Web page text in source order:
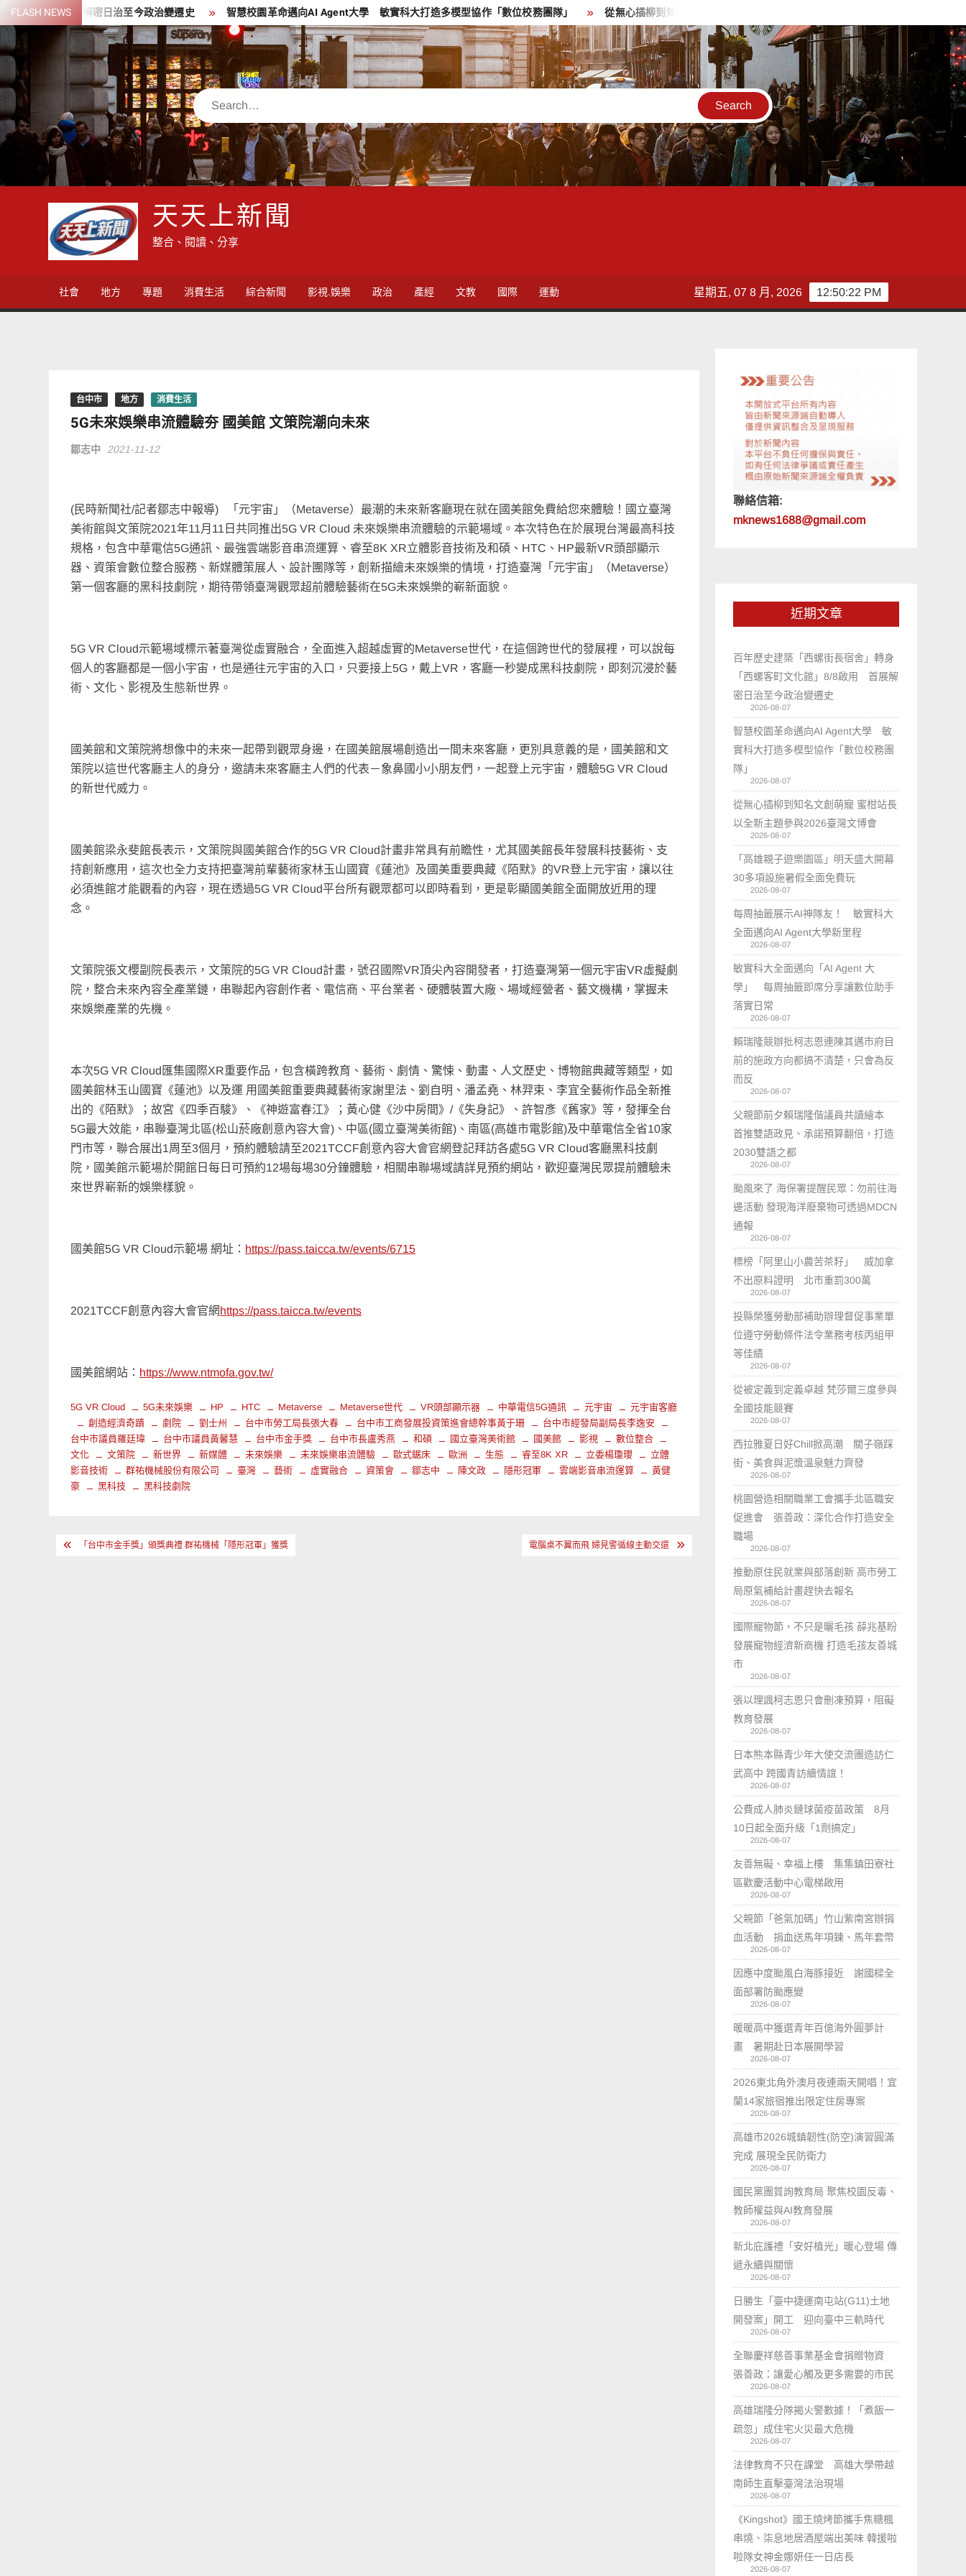
Skip
to
content
FLASH NEWS
首展解密日治至今政治變遷史 智慧校園革命邁向AI Agent大學 敏實科大打造多模型協作「數位校務團隊」 從無心插柳到知名文創萌寵 蜜柑站長以全新主題參與2026臺灣文博會
Search
天天上新聞
整合、閱讀、分享
社會 地方 專題 消費生活 綜合新聞 影視.娛樂 政治 產經 文教 國際 運動 12:50:23 PM
星期五, 07 8 月, 2026
台中市 地方 消費生活
5G未來娛樂串流體驗夯 國美館 文策院潮向未來
鄒志中 2021-11-12
(民時新聞社/記者鄒志中報導) 「元宇宙」（Metaverse）最潮的未來新客廳現在就在國美館免費給您來體驗！國立臺灣
美術館與文策院2021年11月11日共同推出5G VR Cloud 未來娛樂串流體驗的示範場域。本次特色在於展現台灣最高科技
規格，包含中華電信5G通訊、最強雲端影音串流運算、睿至8K XR立體影音技術及和碩、HTC、HP最新VR頭部顯示
器、資策會數位整合服務、新媒體策展人、設計團隊等，創新描繪未來娛樂的情境，打造臺灣「元宇宙」（Metaverse）
第一個客廳的黑科技劇院，期待帶領臺灣觀眾超前體驗藝術在5G未來娛樂的嶄新面貌。
5G VR Cloud示範場域標示著臺灣從虛實融合，全面進入超越虛實的Metaverse世代，在這個跨世代的發展裡，可以說每
個人的客廳都是一個小宇宙，也是通往元宇宙的入口，只要接上5G，戴上VR，客廳一秒變成黑科技劇院，即刻沉浸於藝
術、文化、影視及生態新世界。
國美館和文策院將想像中的未來一起帶到觀眾身邊，在國美館展場創造出一間未來客廳，更別具意義的是，國美館和文
策院以這世代客廳主人的身分，邀請未來客廳主人們的代表－象鼻國小小朋友們，一起登上元宇宙，體驗5G VR Cloud
的新世代威力。
國美館梁永斐館長表示，文策院與國美館合作的5G VR Cloud計畫非常具有前瞻性，尤其國美館長年發展科技藝術、支
持創新應用，這次也全力支持把臺灣前輩藝術家林玉山國寶《蓮池》及國美重要典藏《陌默》的VR登上元宇宙，讓以往
必須進館才能觀看的內容，現在透過5G VR Cloud平台所有觀眾都可以即時看到，更是彰顯國美館全面開放近用的理
念。
文策院張文櫻副院長表示，文策院的5G VR Cloud計畫，號召國際VR頂尖內容開發者，打造臺灣第一個元宇宙VR虛擬劇
院，整合未來內容全產業鏈，串聯起內容創作者、電信商、平台業者、硬體裝置大廠、場域經營者、藝文機構，掌握未
來娛樂產業的先機。
本次5G VR Cloud匯集國際XR重要作品，包含橫跨教育、藝術、劇情、驚悚、動畫、人文歷史、博物館典藏等類型，如
國美館林玉山國寶《蓮池》以及運 用國美館重要典藏藝術家謝里法、劉自明、潘孟堯、林羿束、李宜全藝術作品全新推
出的《陌默》；故宮《四季百駿》、《神遊富春江》；黃心健《沙中房間》/《失身記》、許智彥《舊家》等，發揮全台
5G最大效能，串聯臺灣北區(松山菸廠創意內容大會)、中區(國立臺灣美術館)、南區(高雄市電影館)及中華電信全省10家
門市等，聯合展出1周至3個月，預約體驗請至2021TCCF創意內容大會官網登記拜訪各處5G VR Cloud客廳黑科技劇
院，國美館示範場於開館日每日可預約12場每場30分鐘體驗，相關串聯場域請詳見預約網站，歡迎臺灣民眾提前體驗未
來世界嶄新的娛樂樣貌。
國美館5G VR Cloud示範場 網址： https://pass.taicca.tw/events/6715
2021TCCF創意內容大會官網https://pass.taicca.tw/events
國美館網站： https://www.ntmofa.gov.tw/
5G VR Cloud 5G未來娛樂 HP HTC Metaverse Metaverse世代 VR頭部顯示器 中華電信5G通訊 元宇宙
元宇宙客廳
創造經濟奇蹟
劇院 劉士州 台中市勞工局長張大春 台中市工商發展投資策進會總幹事黃于珊
台中市經發局副局長李逸安
台中市議員羅廷瑋
台中市議員黃馨慧 台中市金手獎 台中市長盧秀燕 和碩 國立臺灣美術館 國美館 影視
數位整合
文化
文策院 新世界 新媒體 未來娛樂 未來娛樂串流體驗 歐式鋸床 歐洲 生態 睿至8K XR 立委楊瓊瓔
立體
影音技術
群祐機械股份有限公司 臺灣 藝術 虛實融合 資策會 鄒志中 陳文政 隱形冠軍 雲端影音串流運算
黃健
豪
黑科技 黑科技劇院
文 「台中市金手獎」頒獎典禮 群祐機械「隱形冠軍」獲獎 電腦桌不翼而飛 婦見警循線主動交還
聯絡信箱:
mknews1688@gmail.com
近期文章
百年歷史建築「西螺街長宿舍」轉身
「西螺客町文化館」8/8啟用 首展解
密日治至今政治變遷史
2026-08-07
智慧校園革命邁向AI Agent大學 敏
實科大打造多模型協作「數位校務團
隊」
2026-08-07
從無心插柳到知名文創萌寵 蜜柑站長
以全新主題參與2026臺灣文博會
2026-08-07
「高雄親子遊樂園區」明天盛大開幕
30多項設施暑假全面免費玩
2026-08-07
每周抽籤展示AI神隊友！ 敏實科大
全面邁向AI Agent大學新里程
2026-08-07
敏實科大全面邁向「AI Agent 大
學」 每周抽籤即席分享讓數位助手
落實日常
2026-08-07
賴瑞隆競辦批柯志恩連陳其邁市府目
前的施政方向都搞不清楚，只會為反
而反
2026-08-07
父親節前夕賴瑞隆偕議員共讀繪本
首推雙語政見、承諾預算翻倍，打造
2030雙語之都
2026-08-07
颱風來了 海保署提醒民眾：勿前往海
邊活動 發現海洋廢棄物可透過MDCN
通報
2026-08-07
標榜「阿里山小農苦茶籽」 威加拿
不出原料證明 北市重罰300萬
2026-08-07
投縣榮獲勞動部補助辦理督促事業單
位遵守勞動條件法令業務考核丙組甲
等佳績
2026-08-07
從被定義到定義卓越 梵莎爾三度參與
全國技能競賽
2026-08-07
西拉雅夏日好Chill掀高潮 關子嶺踩
街、美食與泥漿溫泉魅力齊發
2026-08-07
桃園營造相關職業工會攜手北區職安
促進會 張善政：深化合作打造安全
職場
2026-08-07
推動原住民就業與部落創新 高市勞工
局原氣補給計畫趕快去報名
2026-08-07
國際寵物節，不只是曬毛孩 薛兆基盼
發展寵物經濟新商機 打造毛孩友善城
市
2026-08-07
張以理諷柯志恩只會刪凍預算，阻礙
教育發展
2026-08-07
日本熊本縣青少年大使交流團造訪仁
武高中 跨國青訪續情誼！
2026-08-07
公費成人肺炎鏈球菌疫苗政策 8月
10日起全面升級「1劑搞定」
2026-08-07
友善無礙、幸福上樓 集集鎮田寮社
區歡慶活動中心電梯啟用
2026-08-07
父親節「爸氣加碼」竹山紫南宮辦捐
血活動 捐血送馬年項鍊、馬年套幣
2026-08-07
因應中度颱風白海豚接近 謝國樑全
面部署防颱應變
2026-08-07
暖暖高中獲選青年百億海外圓夢計
畫 暑期赴日本展開學習
2026-08-07
2026東北角外澳月夜連兩天開唱！宜
蘭14家旅宿推出限定住房專案
2026-08-07
高雄市2026城鎮韌性(防空)演習圓滿
完成 展現全民防衛力
2026-08-07
國民黨團質詢教育局 聚焦校園反毒、
教師權益與AI教育發展
2026-08-07
新北庇護禮「安好植光」暖心登場 傳
遞永續與關懷
2026-08-07
日勝生「臺中捷運南屯站(G11)土地
開發案」開工 迎向臺中三軌時代
2026-08-07
全聯慶祥慈善事業基金會捐贈物資
張善政：讓愛心觸及更多需要的市民
2026-08-07
高雄瑞隆分隊揭火警數據！「煮飯一
疏忽」成住宅火災最大危機
2026-08-07
法律教育不只在課堂 高雄大學帶越
南師生直擊臺灣法治現場
2026-08-07
《Kingshot》國王燒烤節攜手焦糖楓
串燒、柒息地居酒屋端出美味 韓援啦
啦隊女神金娜妍任一日店長
2026-08-07